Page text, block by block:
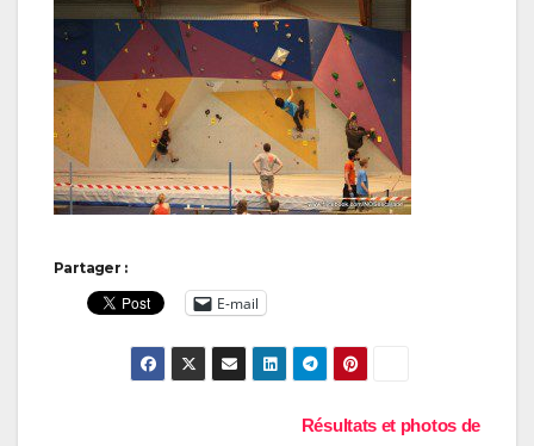
Partager :
E-mail
Résultats et photos de